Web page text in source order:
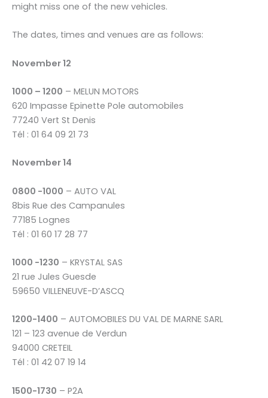
might miss one of the new vehicles.
The dates, times and venues are as follows:
November 12
1000 – 1200 – MELUN MOTORS
620 Impasse Epinette Pole automobiles
77240 Vert St Denis
Tél : 01 64 09 21 73
November 14
0800 -1000 – AUTO VAL
8bis Rue des Campanules
77185 Lognes
Tél : 01 60 17 28 77
1000 -1230 – KRYSTAL SAS
21 rue Jules Guesde
59650 VILLENEUVE-D’ASCQ
1200-1400 – AUTOMOBILES DU VAL DE MARNE SARL
121 – 123 avenue de Verdun
94000 CRETEIL
Tél : 01 42 07 19 14
1500-1730 – P2A